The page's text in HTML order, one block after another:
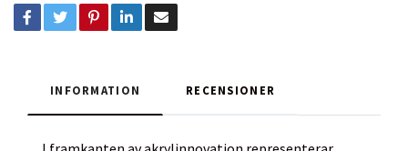
INFORMATION RECENSIONER